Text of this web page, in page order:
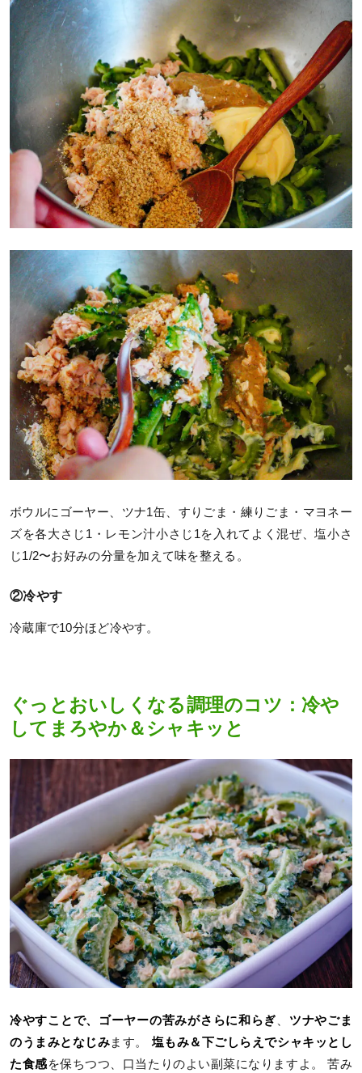
ボウルにゴーヤー、ツナ1缶、すりごま・練りごま・マヨネー
ズを各大さじ1・レモン汁小さじ1を入れてよく混ぜ、塩小さ
じ1/2〜お好みの分量を加えて味を整える。
②冷やす
冷蔵庫で10分ほど冷やす。
ぐっとおいしくなる調理のコツ：冷や
してまろやか＆シャキッと
冷やすことで、ゴーヤーの苦みがさらに和らぎ
ツナやごま
のうまみとなじみます。塩もみ＆下ごしらえでシャキッとし
た食感を保ちつつ、口当たりのよい副菜になりますよ。 苦み